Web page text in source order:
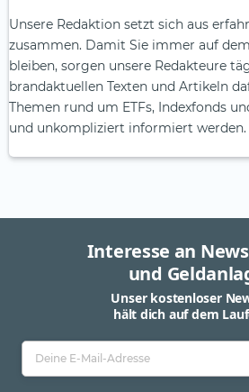
Unsere Redaktion setzt sich aus
zusammen. Damit Sie immer auf
bleiben, sorgen unsere Redakteure
brandaktuellen Texten und Artikeln
Themen rund um ETFs, Indexfonds
und unkompliziert informiert werden.
Interesse an News
und
Unser kostenloser
hält dich auf dem